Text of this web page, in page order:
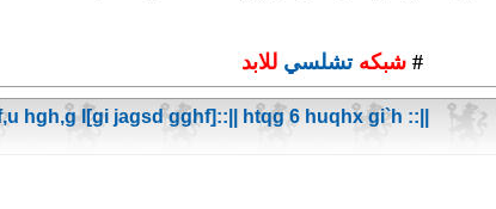
#شبكهتشلسيللابد
hgh,g l[gi jagsd gghf]::|| htqg 6 huqhx gi`h ::||